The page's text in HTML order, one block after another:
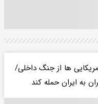
ها از جنگ داخلی/
به ایران حمله کند